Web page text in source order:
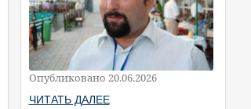
Опубликовано 20.06.2026
ЧИТАТЬ ДАЛЕЕ